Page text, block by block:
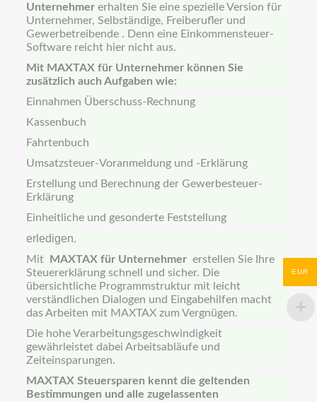
Unternehmererhalten Sie eine spezielle Version für
Unternehmer, Selbständige, Freiberufler und
Gewerbetreibende . Denn eine Einkommensteuer-
Software reicht hier nicht aus.
Mit MAXTAX für Unternehmer können Sie
zusätzlich auch Aufgaben wie:
Einnahmen Überschuss-Rechnung
Kassenbuch
Fahrtenbuch
Umsatzsteuer-Voranmeldung und -Erklärung
Erstellung und Berechnung der Gewerbesteuer-
Erklärung
Einheitliche und gesonderte Feststellung
erledigen.
Mit MAXTAX für Unternehmererstellen Sie Ihre
Steuererklärung schnell und sicher. Die
übersichtliche Programmstruktur mit leicht
verständlichen Dialogen und Eingabehilfen macht
das Arbeiten mit MAXTAX zum Vergnügen.
Die hohe Verarbeitungsgeschwindigkeit
gewährleistet dabei Arbeitsabläufe und
Zeiteinsparungen.
MAXTAX Steuersparen kennt die geltenden
Bestimmungen und alle zugelassenten
EUR